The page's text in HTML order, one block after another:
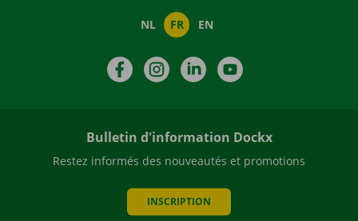
NL FR EN
FacebookInstagramLinkedIn
Bulletin d'information Dockx
Restez informés des nouveautés et promotions
INSCRIPTION